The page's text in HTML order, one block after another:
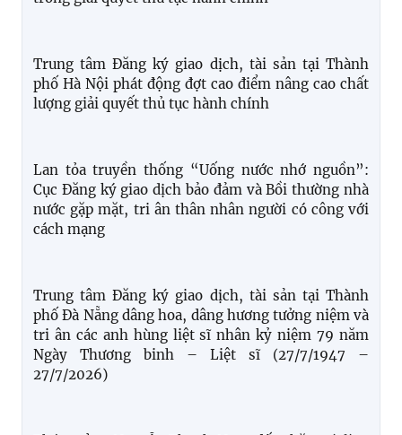
Chi bộ Trung tâm Đăng ký giao dịch, tài sản tại TP.
Hồ Chí Minh được Ban Thường vụ Đảng ủy Chính
phủ tặng Bằng khen